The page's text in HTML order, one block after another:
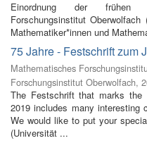
Einordnung der frühen
Forschungsinstitut
Mathematiker*innen und
75 Jahre - Festschrift zum
Mathematisches
Forschungsinstitut Oberwolfach,
The Festschrift that marks
2019 includes many interesting
We would like to put your
(Universität ...